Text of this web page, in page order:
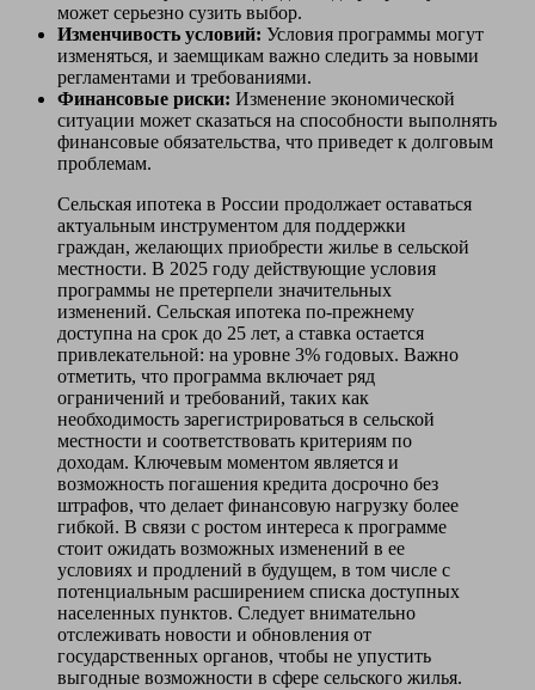
может серьезно сузить выбор.
Изменчивость условий: Условия программы могут
изменяться, и заемщикам важно следить за новыми
регламентами и требованиями.
Финансовые риски: Изменение экономической
ситуации может сказаться на способности выполнять
финансовые обязательства, что приведет к долговым
проблемам.
Сельская ипотека в России продолжает оставаться
актуальным инструментом для поддержки
граждан, желающих приобрести жилье в сельской
местности. В 2025 году действующие условия
программы не претерпели значительных
изменений. Сельская ипотека по-прежнему
доступна на срок до 25 лет, а ставка остается
привлекательной: на уровне 3% годовых. Важно
отметить, что программа включает ряд
ограничений и требований, таких как
необходимость зарегистрироваться в сельской
местности и соответствовать критериям по
доходам. Ключевым моментом является и
возможность погашения кредита досрочно без
штрафов, что делает финансовую нагрузку более
гибкой. В связи с ростом интереса к программе
стоит ожидать возможных изменений в ее
условиях и продлений в будущем, в том числе с
потенциальным расширением списка доступных
населенных пунктов. Следует внимательно
отслеживать новости и обновления от
государственных органов, чтобы не упустить
выгодные возможности в сфере сельского жилья.